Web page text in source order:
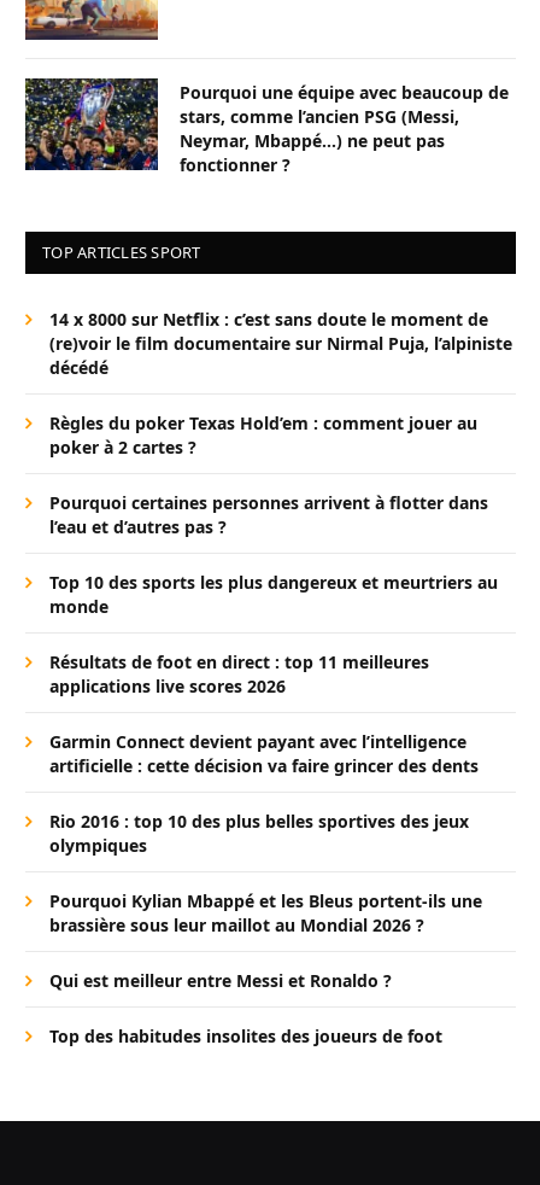
Pourquoi une équipe avec beaucoup de
stars, comme l’ancien PSG (Messi,
Neymar, Mbappé…) ne peut pas
fonctionner ?
TOP ARTICLES SPORT
14 x 8000 sur Netflix : c’est sans doute le moment de
(re)voir le film documentaire sur Nirmal Puja, l’alpiniste
décédé
Règles du poker Texas Hold’em : comment jouer au
poker à 2 cartes ?
Pourquoi certaines personnes arrivent à flotter dans
l’eau et d’autres pas ?
Top 10 des sports les plus dangereux et meurtriers au
monde
Résultats de foot en direct : top 11 meilleures
applications live scores 2026
Garmin Connect devient payant avec l’intelligence
artificielle : cette décision va faire grincer des dents
Rio 2016 : top 10 des plus belles sportives des jeux
olympiques
Pourquoi Kylian Mbappé et les Bleus portent-ils une
brassière sous leur maillot au Mondial 2026 ?
Qui est meilleur entre Messi et Ronaldo ?
Top des habitudes insolites des joueurs de foot